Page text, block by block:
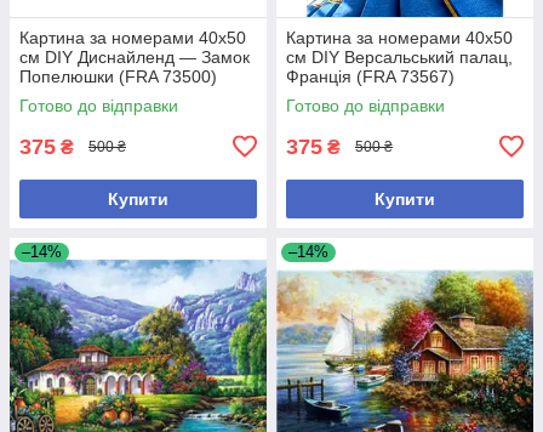
Картина за номерами 40x50
см DIY Диснайленд — Замок
Попелюшки (FRA 73500)
Готово до відправки
375 ₴ 500 ₴
Купити
Картина за номерами 40x50
см DIY Версальський палац,
Франція (FRA 73567)
Готово до відправки
375 ₴ 500 ₴
Купити
–14% –14%